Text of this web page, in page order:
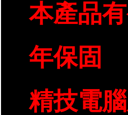
本產品
年保固
精技電